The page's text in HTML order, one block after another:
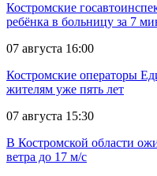
Костромские
ребёнка в больницу за 7
07 августа 16:00
Костромские операторы
жителям уже пять лет
07 августа 15:30
В Костромской области
ветра до 17 м/с